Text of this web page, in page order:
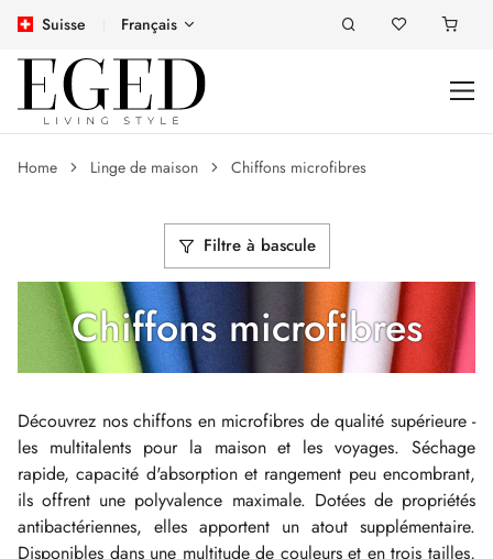
Suisse Français
Home Linge de maison Chiffons microfibres
Filtre à bascule
Chiffons microfibres
Découvrez nos chiffons en microfibres de qualité supérieure -
les multitalents pour la maison et les voyages. Séchage
rapide, capacité d'absorption et rangement peu encombrant,
ils offrent une polyvalence maximale. Dotées de propriétés
antibactériennes, elles apportent un atout supplémentaire.
Disponibles dans une multitude de couleurs et en trois tailles,